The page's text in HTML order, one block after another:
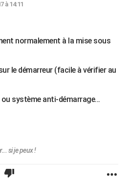
à 14:11
normalement à la mise sous
le démarreur (facile à vérifier au
système anti-démarrage...
si je peux !